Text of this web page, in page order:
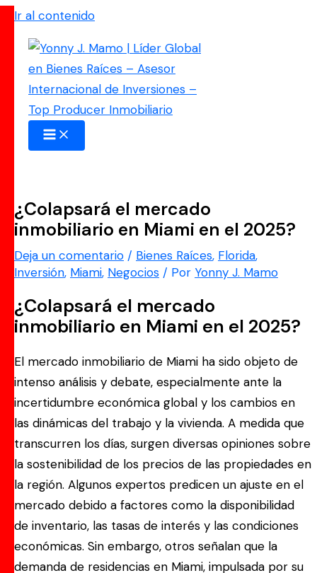
Ir al contenido
¿Colapsará el mercado
inmobiliario en Miami en el 2025?
Deja un comentario / Bienes Raíces, Florida,
Inversión, Miami, Negocios / Por Yonny J. Mamo
¿Colapsará el mercado
inmobiliario en Miami en el 2025?
El mercado inmobiliario de Miami ha sido objeto de
intenso análisis y debate, especialmente ante la
incertidumbre económica global y los cambios en
las dinámicas del trabajo y la vivienda. A medida que
transcurren los días, surgen diversas opiniones sobre
la sostenibilidad de los precios de las propiedades en
la región. Algunos expertos predicen un ajuste en el
mercado debido a factores como la disponibilidad
de inventario, las tasas de interés y las condiciones
económicas. Sin embargo, otros señalan que la
demanda de residencias en Miami, impulsada por su